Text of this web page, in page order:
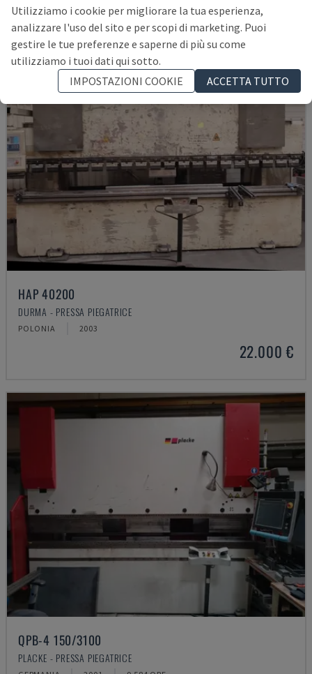
14.000 €
HAP 40200
DURMA - PRESSA PIEGATRICE
POLONIA 2003
22.000 €
QPB-4 150/3100
PLACKE - PRESSA PIEGATRICE
Utilizziamo i cookie per migliorare la tua esperienza,
analizzare l'uso del sito e per scopi di marketing. Puoi
gestire le tue preferenze e saperne di più su come
utilizziamo i tuoi dati qui sotto.
IMPOSTAZIONI COOKIE
ACCETTA TUTTO